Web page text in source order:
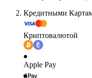
Кредитными
Криптовалютой
Apple Pay